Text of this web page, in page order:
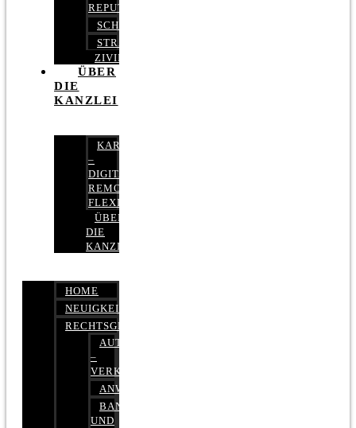
REPUTATIONSMANAGEMENT
SCHUFARECHT
STRAFRECHT
ZIVILRECHT
ÜBER
DIE
KANZLEI
KARRIERE
–
DIGITAL,
REMOTE,
FLEXIBEL
ÜBER
DIE
KANZLEI
HOME
NEUIGKEITEN
RECHTSGEBIETE
AUTOBETRUG
–
VERKEHRSRECHT
ANWALTSHAFTUNGSRECHT
BANK-
UND